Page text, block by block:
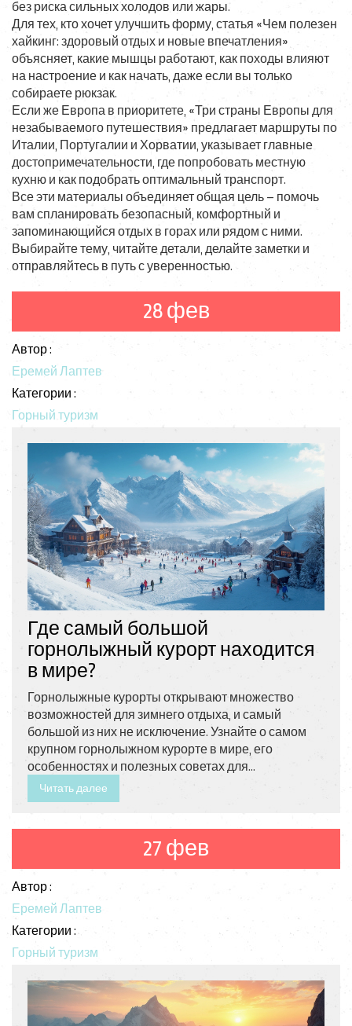
без риска сильных холодов или жары.
Для тех, кто хочет улучшить форму, статья «Чем полезен
хайкинг: здоровый отдых и новые впечатления»
объясняет, какие мышцы работают, как походы влияют
на настроение и как начать, даже если вы только
собираете рюкзак.
Если же Европа в приоритете, «Три страны Европы для
незабываемого путешествия» предлагает маршруты по
Италии, Португалии и Хорватии, указывает главные
достопримечательности, где попробовать местную
кухню и как подобрать оптимальный транспорт.
Все эти материалы объединяет общая цель – помочь
вам спланировать безопасный, комфортный и
запоминающийся отдых в горах или рядом с ними.
Выбирайте тему, читайте детали, делайте заметки и
отправляйтесь в путь с уверенностью.
28 фев
Автор :
Еремей Лаптев
Категории :
Горный туризм
Где самый большой
горнолыжный курорт находится
в мире?
Горнолыжные курорты открывают множество
возможностей для зимнего отдыха, и самый
большой из них не исключение. Узнайте о самом
крупном горнолыжном курорте в мире, его
особенностях и полезных советах для
планирования поездки. Статья охватывает
вопросы, связанные с лучшим временем для
Если вы любите кататься на лыжах или сноуборде,
эта информация будет полезной для вашего
следующего путешествия. Погрузитесь в детали,
которые помогут вам спланировать
незабываемый зимний отдых.
Читать далее
27 фев
Автор :
Еремей Лаптев
Категории :
Горный туризм